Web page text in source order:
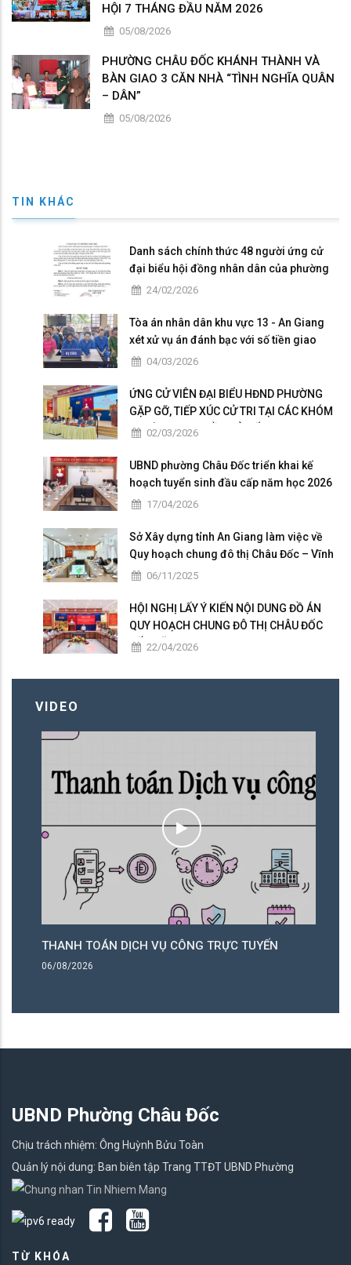
HỘI 7 THÁNG ĐẦU NĂM 2026
05/08/2026
PHƯỜNG CHÂU ĐỐC KHÁNH THÀNH VÀ
BÀN GIAO 3 CĂN NHÀ “TÌNH NGHĨA QUÂN
– DÂN”
05/08/2026
TIN KHÁC
Danh sách chính thức 48 người ứng cử
đại biểu hội đồng nhân dân của phường
Châu Đốc nhiệm kỳ 2026 - 2031
24/02/2026
Tòa án nhân dân khu vực 13 - An Giang
xét xử vụ án đánh bạc với số tiền giao
dịch hơn 4,9 tỷ đồng
04/03/2026
ỨNG CỬ VIÊN ĐẠI BIỂU HĐND PHƯỜNG
GẶP GỠ, TIẾP XÚC CỬ TRI TẠI CÁC KHÓM
THUỘC ĐƠN VỊ BẦU CỬ SỐ 5
02/03/2026
UBND phường Châu Đốc triển khai kế
hoạch tuyển sinh đầu cấp năm học 2026
– 202717/04/2026
Sở Xây dựng tỉnh An Giang làm việc về
Quy hoạch chung đô thị Châu Đốc – Vĩnh
Tế giai đoạn 2025 – 2026
06/11/2025
HỘI NGHỊ LẤY Ý KIẾN NỘI DUNG ĐỒ ÁN
QUY HOẠCH CHUNG ĐÔ THỊ CHÂU ĐỐC
ĐẾN NĂM 2050
22/04/2026
VIDEO
THANH TOÁN DỊCH VỤ CÔNG TRỰC TUYẾN
06/08/2026
UBND Phường Châu Đốc
Chịu trách nhiệm: Ông Huỳnh Bửu Toàn
Quản lý nội dung: Ban biên tập Trang TTĐT UBND Phường
TỪ KHÓA